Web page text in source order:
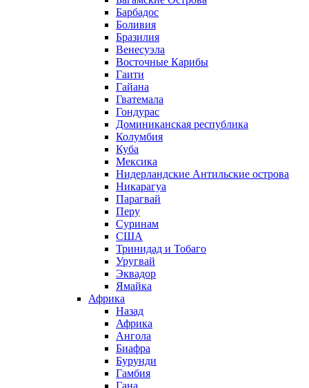
Барбадос
Боливия
Бразилия
Венесуэла
Восточные Карибы
Гаити
Гайана
Гватемала
Гондурас
Доминиканская республика
Колумбия
Куба
Мексика
Нидерландские Антильские острова
Никарагуа
Парагвай
Перу
Суринам
США
Тринидад и Тобаго
Уругвай
Эквадор
Ямайка
Африка
Назад
Африка
Ангола
Биафра
Бурунди
Гамбия
Гана